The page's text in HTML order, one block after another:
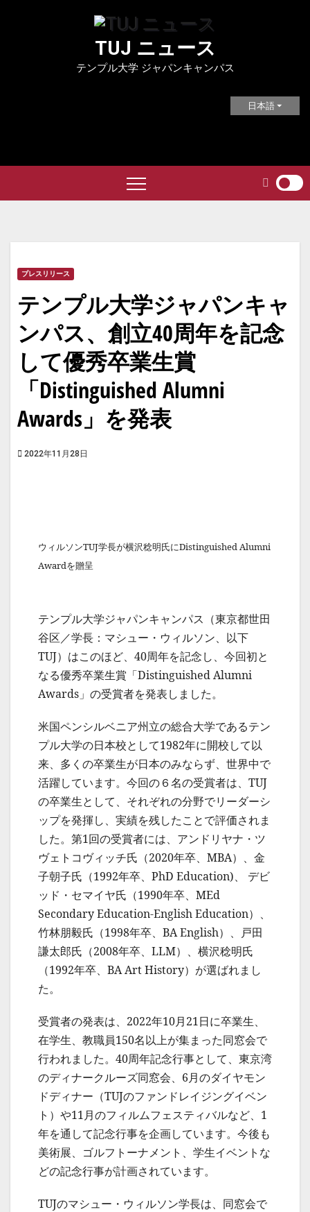
TUJ ニュース
テンプル大学 ジャパンキャンパス
日本語
プレスリリース
テンプル大学ジャパンキャ
ンパス、創立40周年を記念
して優秀卒業生賞
「Distinguished Alumni
Awards」を発表
2022年11月28日
ウィルソンTUJ学長が横沢稔明氏にDistinguished Alumni
Awardを贈呈
テンプル大学ジャパンキャンパス（東京都世田
谷区／学長：マシュー・ウィルソン、以下
TUJ）はこのほど、40周年を記念し、今回初と
なる優秀卒業生賞「Distinguished Alumni
Awards」の受賞者を発表しました。
米国ペンシルベニア州立の総合大学であるテン
プル大学の日本校として1982年に開校して以
来、多くの卒業生が日本のみならず、世界中で
活躍しています。今回の６名の受賞者は、TUJ
の卒業生として、それぞれの分野でリーダーシ
ップを発揮し、実績を残したことで評価されま
した。第1回の受賞者には、アンドリヤナ・ツ
ヴェトコヴィッチ氏（2020年卒、MBA）、金
子朝子氏（1992年卒、PhD Education)、 デビ
ッド・セマイヤ氏（1990年卒、MEd
Secondary Education-English Education）、
竹林朋毅氏（1998年卒、BA English）、戸田
謙太郎氏（2008年卒、LLM）、横沢稔明氏
（1992年卒、BA Art History）が選ばれまし
た。
受賞者の発表は、2022年10月21日に卒業生、
在学生、教職員150名以上が集まった同窓会で
行われました。40周年記念行事として、東京湾
のディナークルーズ同窓会、6月のダイヤモン
ドディナー（TUJのファンドレイジングイベン
ト）や11月のフィルムフェスティバルなど、1
年を通して記念行事を企画しています。今後も
美術展、ゴルフトーナメント、学生イベントな
どの記念行事が計画されています。
TUJのマシュー・ウィルソン学長は、同窓会で